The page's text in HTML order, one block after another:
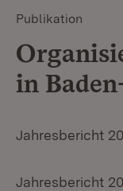
Publikation
in
Jahresbericht
Jahresbericht